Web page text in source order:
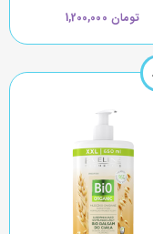
تومان 1,200,000